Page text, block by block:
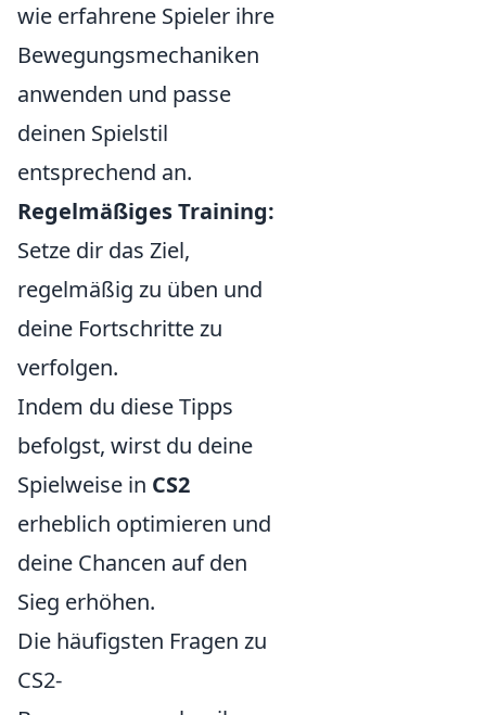
wie erfahrene Spieler ihre
Bewegungsmechaniken
anwenden und passe
deinen Spielstil
entsprechend an.
Regelmäßiges Training:
Setze dir das Ziel,
regelmäßig zu üben und
deine Fortschritte zu
verfolgen.
Indem du diese Tipps
befolgst, wirst du deine
Spielweise in CS2
erheblich optimieren und
deine Chancen auf den
Sieg erhöhen.
Die häufigsten Fragen zu
CS2-